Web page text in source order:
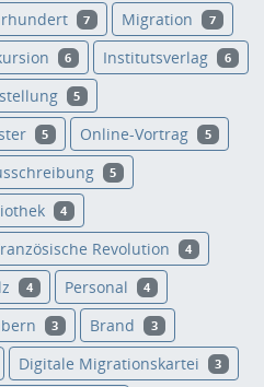
7 Migration 7
6 Institutsverlag 6
5
5 Online-Vortrag 5
5
4
Revolution 4
4 Personal 4
3 Brand 3
Digitale Migrationskartei 3